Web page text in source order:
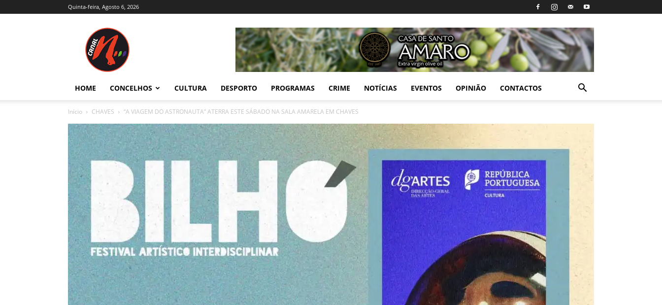
Quinta-feira, Agosto 6, 2026
Trás-
e
Alto
Douro
HOME CONCELHOS CULTURA DESPORTO PROGRAMAS CRIME NOTÍCIAS EVENTOS OPINIÃO CONTACTOS
Início CHAVES “A VIAGEM DO ASTRONAUTA” ATERRA ESTE SÁBADO NA SALA AMARELA EM CHAVES